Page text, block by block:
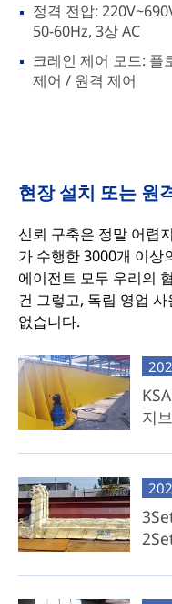
정격 전압:
50-60Hz, 3상 AC
크레인 제어 모드: 플
제어 / 원격 제어
현장 설치 또는 원
신뢰 구축은 정말 어렵
가 수행한 3000개 이상
에이전트 모두 우리의
건 그렇고, 독립 영업
없습니다.
지